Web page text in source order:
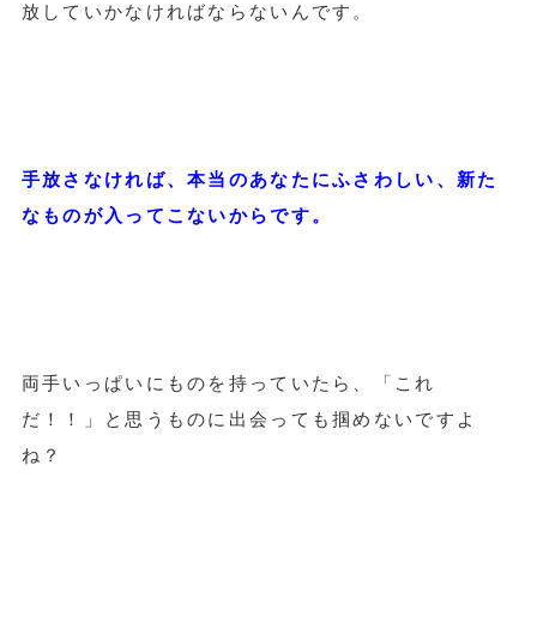
放していかなければならないんです。
手放さなければ、本当のあなたにふさわしい、新た
なものが入ってこないからです。
両手いっぱいにものを持っていたら、「これ
だ！！」と思うものに出会っても掴めないですよ
ね？